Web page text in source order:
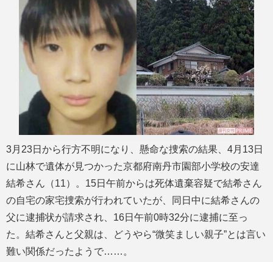
t
e
3月23日から行方不明になり、懸命な捜索の結果、4月13日
に山林で遺体が見つかった京都府南丹市園部小学校の安達
結希さん（11）。15日午前からは死体遺棄容疑で結希さん
の自宅の家宅捜索が行われていたが、同日中に結希さんの
父に逮捕状が請求され、16日午前0時32分に逮捕に至っ
た。結希さんと父親は、どうやら“微笑ましい親子”とは言い
難い関係だったようで……。